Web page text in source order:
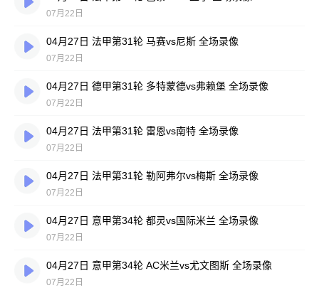
07月22日
04月27日 法甲第31轮 马赛vs尼斯 全场录像
07月22日
04月27日 德甲第31轮 多特蒙德vs弗赖堡 全场录像
07月22日
04月27日 法甲第31轮 雷恩vs南特 全场录像
07月22日
04月27日 法甲第31轮 勒阿弗尔vs梅斯 全场录像
07月22日
04月27日 意甲第34轮 都灵vs国际米兰 全场录像
07月22日
04月27日 意甲第34轮 AC米兰vs尤文图斯 全场录像
07月22日